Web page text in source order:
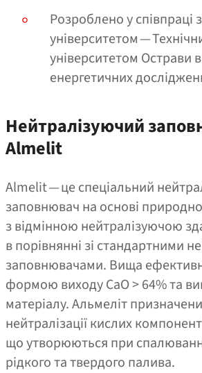
Розроблено у співпраці
університетом —
університетом Острави
енергетичних
Нейтралізуючий
Almelit
Almelit — це спеціальний
заповнювач на основі
з відмінною нейтралізуючою
в порівнянні зі стандартними
заповнювачами. Вища
формою виходу CaO > 64% та
матеріалу. Альмеліт
нейтралізації кислих
що утворюються при
рідкого та твердого палива.